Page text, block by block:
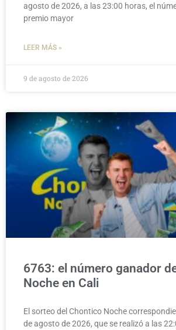
agosto de 2026, a las 23:00 horas, el
premio mayor
LEER MÁS »
9 de agosto de 2026
6763: el número ganador
Noche en Cali
El sorteo del Chontico Noche
de agosto de 2026, que se realizó a las